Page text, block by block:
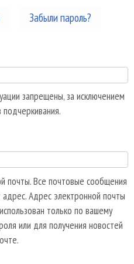
Забыли пароль?
запрещены, за исключением
почты. Все почтовые сообщения
адрес. Адрес электронной почты
только по вашему
или для получения новостей